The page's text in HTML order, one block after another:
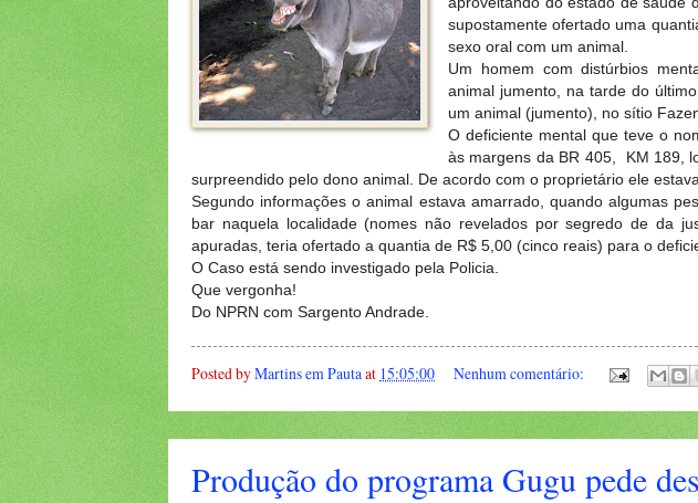
supostamente ofertado uma
sexo oral com um animal.
Um homem com distúrbios
animal jumento, na tarde do
um animal (jumento), no sítio
O deficiente mental que teve o
às margens da BR 405, KM 189,
surpreendido pelo dono animal. De acordo com o proprietário ele
Segundo informações o animal estava amarrado, quando algumas
bar naquela localidade (nomes não revelados por segredo de da
apuradas, teria ofertado a quantia de R$ 5,00 (cinco reais) para o
O Caso está sendo investigado pela Policia.
Que vergonha!
Do NPRN com Sargento Andrade.
Posted byMartins em Pautaat 15:05:00 Nenhum comentário:
Produção do programa Gugu pede